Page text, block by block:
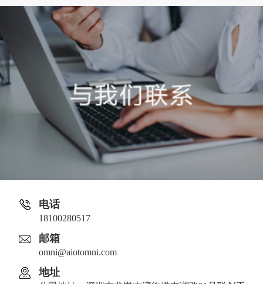
电话
18100280517
邮箱
omni@aiotomni.com
地址